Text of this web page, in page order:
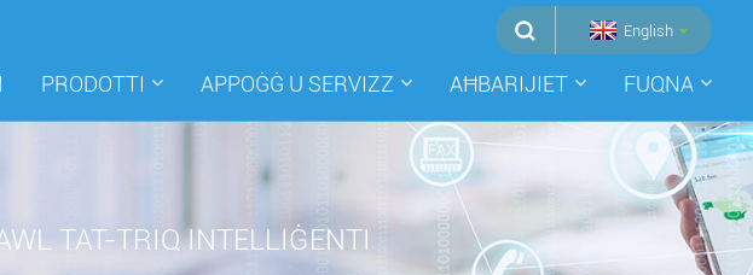
English
PRODOTTI APPOĠĠ U SERVIZZ AĦBARIJIET FUQNA
TAT-TRIQ INTELLIĠENTI